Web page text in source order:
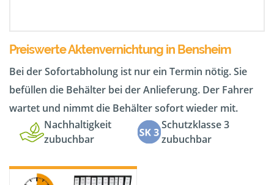
Preiswerte Aktenvernichtung in Bensheim
Bei der Sofortabholung ist nur ein Termin nötig. Sie
befüllen die Behälter bei der Anlieferung. Der Fahrer
wartet und nimmt die Behälter sofort wieder mit.
Nachhaltigkeit
zubuchbar
Schutzklasse 3
zubuchbar